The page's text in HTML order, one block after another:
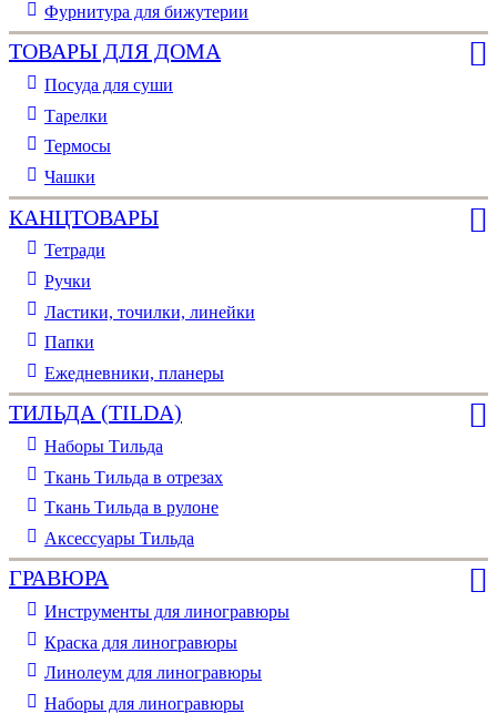
Фурнитура для бижутерии
ТОВАРЫ ДЛЯ ДОМА
Посуда для суши
Тарелки
Термосы
Чашки
КАНЦТОВАРЫ
Тетради
Ручки
Ластики, точилки, линейки
Папки
Ежедневники, планеры
ТИЛЬДА (TILDA)
Наборы Тильда
Ткань Тильда в отрезах
Ткань Тильда в рулоне
Аксессуары Тильда
ГРАВЮРА
Инструменты для линогравюры
Краска для линогравюры
Линолеум для линогравюры
Наборы для линогравюры